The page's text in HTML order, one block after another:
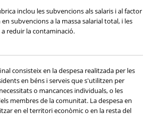
inclou les subvencions als salaris i al factor
subvencions a la massa salarial total, i les
reduir la contaminació.
consisteix en la despesa realitzada per les
en béns i serveis que s'utilitzen per
o mancances individuals, o les
membres de la comunitat. La despesa en
en el territori econòmic o en la resta del